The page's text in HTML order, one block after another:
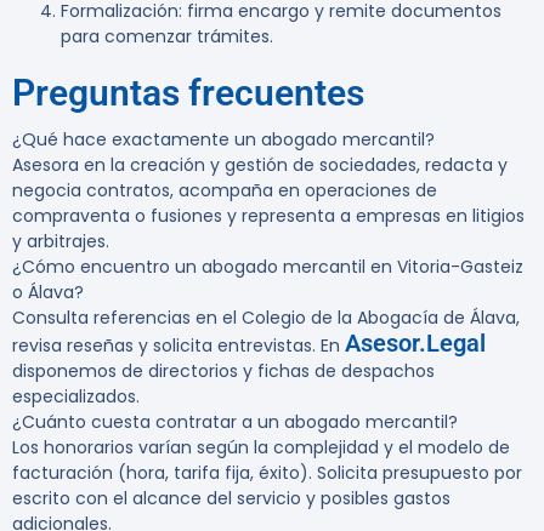
Formalización: firma encargo y remite documentos
para comenzar trámites.
Preguntas frecuentes
¿Qué hace exactamente un abogado mercantil?
Asesora en la creación y gestión de sociedades, redacta y
negocia contratos, acompaña en operaciones de
compraventa o fusiones y representa a empresas en litigios
y arbitrajes.
¿Cómo encuentro un abogado mercantil en Vitoria-Gasteiz
o Álava?
Consulta referencias en el Colegio de la Abogacía de Álava,
revisa reseñas y solicita entrevistas. En Asesor.Legal
disponemos de directorios y fichas de despachos
especializados.
¿Cuánto cuesta contratar a un abogado mercantil?
Los honorarios varían según la complejidad y el modelo de
facturación (hora, tarifa fija, éxito). Solicita presupuesto por
escrito con el alcance del servicio y posibles gastos
adicionales.